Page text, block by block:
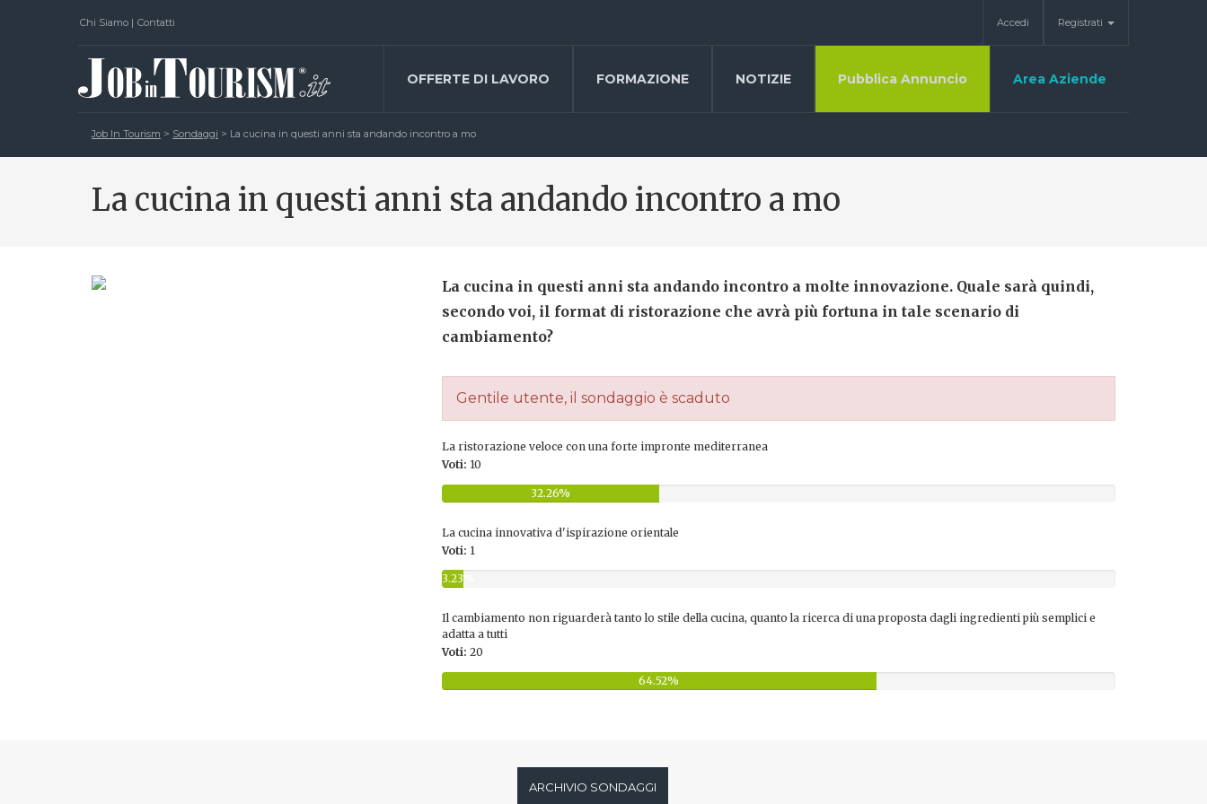
Chi Siamo | Contatti Accedi Registrati
OFFERTE DI LAVORO FORMAZIONE NOTIZIE Pubblica Annuncio Area Aziende
Job In Tourism > Sondaggi > La cucina in questi anni sta andando incontro a mo
La cucina in questi anni sta andando incontro a mo
La cucina in questi anni sta andando incontro a molte innovazione. Quale sarà quindi,
secondo voi, il format di ristorazione che avrà più fortuna in tale scenario di
cambiamento?
Gentile utente, il sondaggio è scaduto
La ristorazione veloce con una forte impronte mediterranea
Voti: 10
32.26%
La cucina innovativa d'ispirazione orientale
Voti: 1
3.23%
Il cambiamento non riguarderà tanto lo stile della cucina, quanto la ricerca di una proposta dagli ingredienti più semplici e
adatta a tutti
Voti: 20
64.52%
ARCHIVIO SONDAGGI